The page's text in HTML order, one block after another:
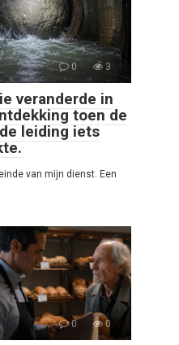
0 3
veranderde in
toen de
leiding iets
van mijn dienst. Een
0 0